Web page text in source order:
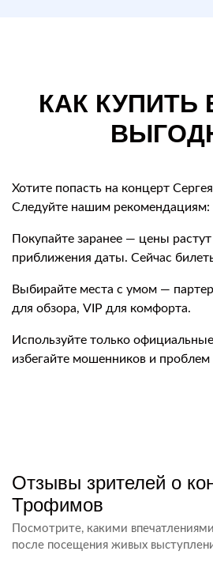
КАК КУПИТЬ
Хотите попасть на концерт
Следуйте нашим рекомендациям:
Покупайте заранее — цены
приближения даты. Сейчас
Выбирайте места с умом —
для обзора, VIP для комфорта.
Используйте только
избегайте мошенников и проблем
Отзывы зрителей о
Трофимов
Посмотрите, какими
после посещения живых